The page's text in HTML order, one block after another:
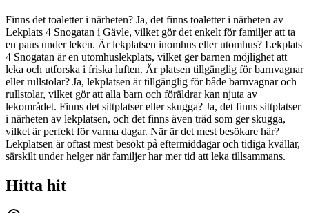
Finns det toaletter i närheten? Ja, det finns toaletter i närheten av
Lekplats 4 Snogatan i Gävle, vilket gör det enkelt för familjer att ta
en paus under leken. Är lekplatsen inomhus eller utomhus? Lekplats
4 Snogatan är en utomhuslekplats, vilket ger barnen möjlighet att
leka och utforska i friska luften. Är platsen tillgänglig för barnvagnar
eller rullstolar? Ja, lekplatsen är tillgänglig för både barnvagnar och
rullstolar, vilket gör att alla barn och föräldrar kan njuta av
lekområdet. Finns det sittplatser eller skugga? Ja, det finns sittplatser
i närheten av lekplatsen, och det finns även träd som ger skugga,
vilket är perfekt för varma dagar. När är det mest besökare här?
Lekplatsen är oftast mest besökt på eftermiddagar och tidiga kvällar,
särskilt under helger när familjer har mer tid att leka tillsammans.
Hitta hit